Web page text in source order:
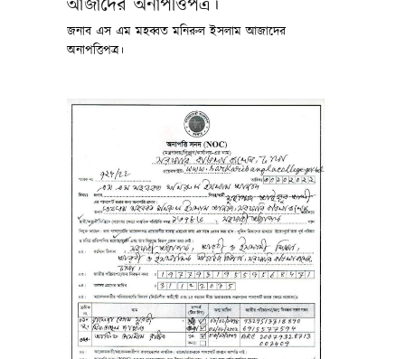
জনাব এস এম মহব্বত মনিরুল ইসলাম আজাদের
অনাপত্তিপত্র।